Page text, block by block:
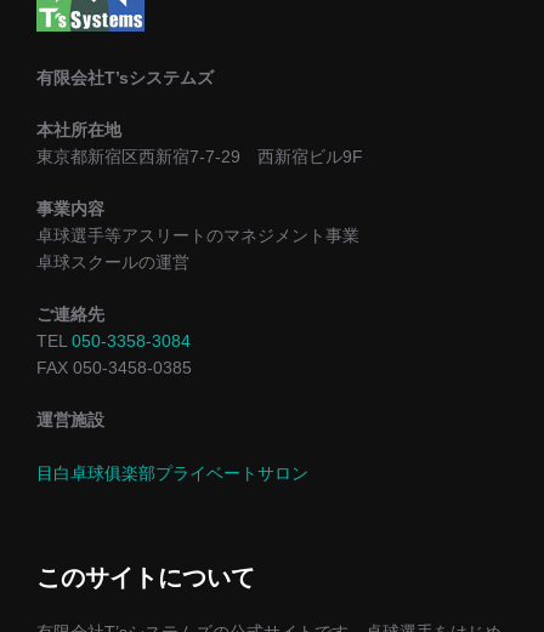
有限会社T’sシステムズ
本社所在地
東京都新宿区西新宿7-7-29 西新宿ビル9F
事業内容
卓球選手等アスリートのマネジメント事業
卓球スクールの運営
ご連絡先
TEL 050-3358-3084
FAX 050-3458-0385
運営施設
目白卓球俱楽部プライベートサロン
このサイトについて